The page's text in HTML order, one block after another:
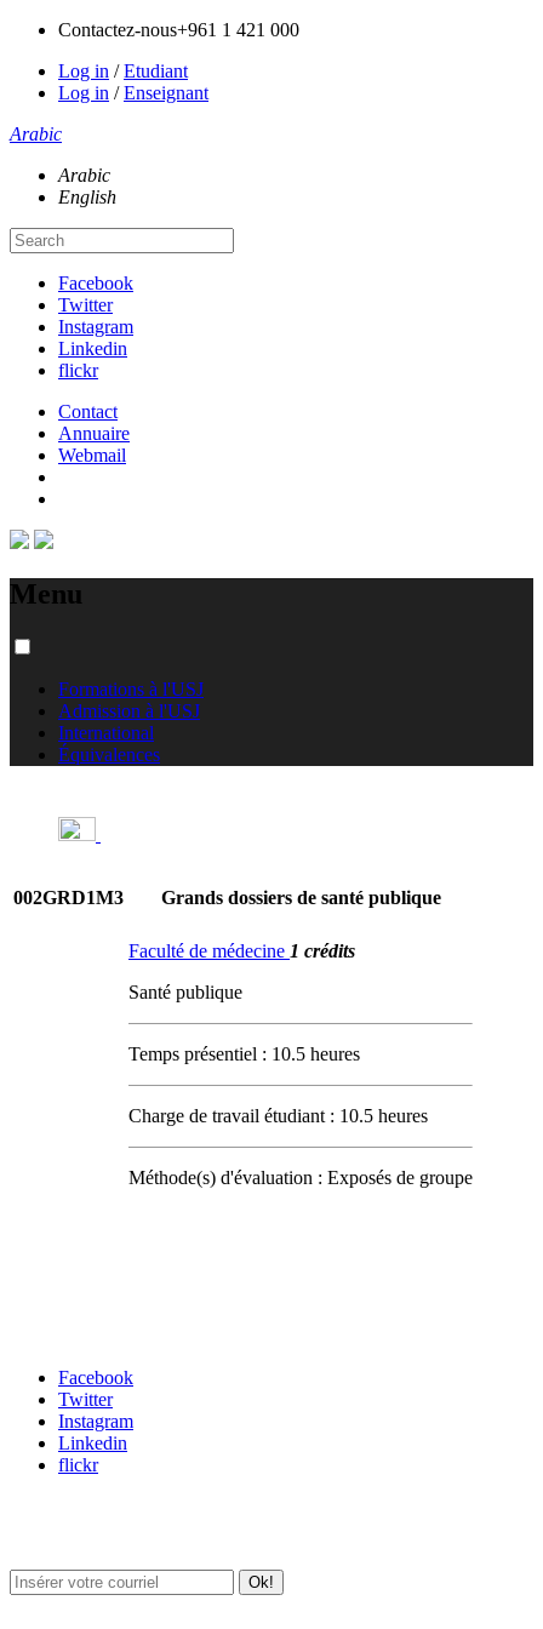
Contactez-nous+961 1 421 000
Log in /Etudiant
Log in /Enseignant
Arabic
Arabic
English
Facebook
Twitter
Instagram
Linkedin
flickr
Contact
Annuaire
Webmail
Menu
Formations à l'USJ
Admission à l'USJ
International
Équivalences
002GRD1M3 Grands dossiers de santé publique
Faculté de médecine 1 crédits
Santé publique
Temps présentiel : 10.5 heures
Charge de travail étudiant : 10.5 heures
Méthode(s) d'évaluation : Exposés de groupe
Facebook
Twitter
Instagram
Linkedin
flickr